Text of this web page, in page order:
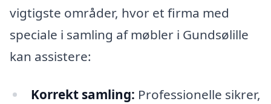
vigtigste områder, hvor et firma med
speciale i samling af møbler i Gundsølille
kan assistere:
Korrekt samling: Professionelle sikrer,